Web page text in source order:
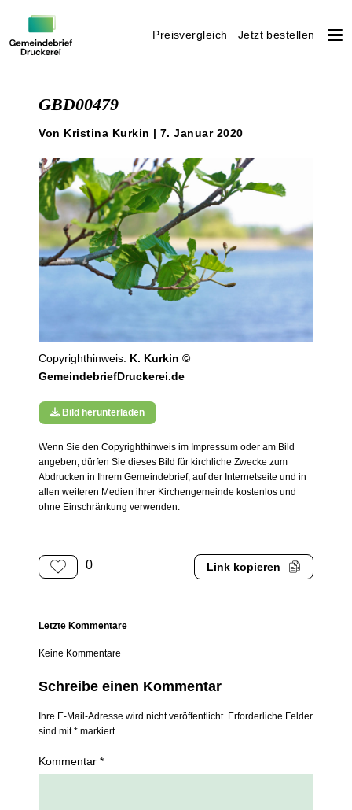
Preisvergleich Jetzt bestellen
GBD00479
Von Kristina Kurkin | 7. Januar 2020
Copyrighthinweis: K. Kurkin ©
GemeindebriefDruckerei.de
Bild herunterladen
Wenn Sie den Copyrighthinweis im Impressum oder am Bild
angeben, dürfen Sie dieses Bild für kirchliche Zwecke zum
Abdrucken in Ihrem Gemeindebrief, auf der Internetseite und in
allen weiteren Medien ihrer Kirchengemeinde kostenlos und
ohne Einschränkung verwenden.
0 Link kopieren
Letzte Kommentare
Keine Kommentare
Schreibe einen Kommentar
Ihre E-Mail-Adresse wird nicht veröffentlicht. Erforderliche Felder
sind mit * markiert.
Kommentar *